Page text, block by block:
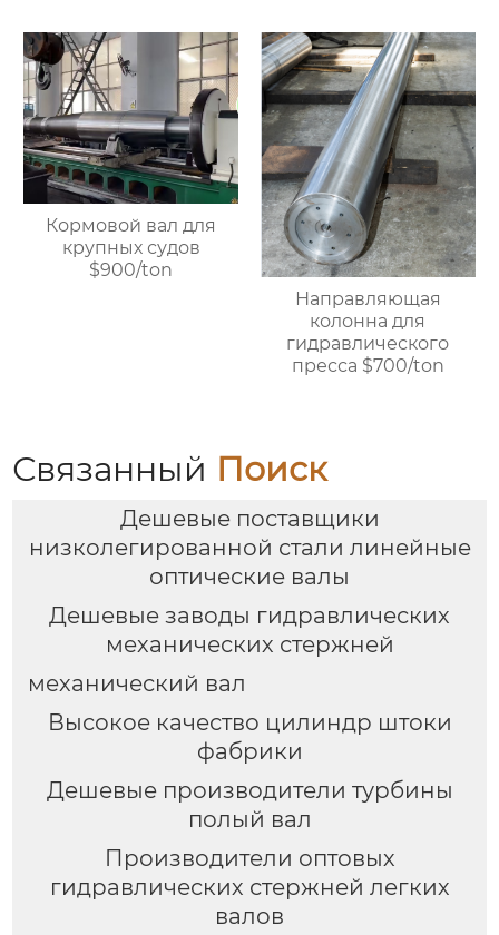
жесткий
хромированный
полированный
вал.$850/Ton
валы, валы с
линейными
подшипниками,
жесткие
хромированные
полированные валы.
Возможна
индивидуальная
настройка, прямая
продажа с завода.
Кормовой вал для
крупных судов
$900/ton
Направляющая
колонна для
гидравлического
пресса $700/ton
Связанный Поиск
Дешевые поставщики
низколегированной стали линейные
оптические валы
Дешевые заводы гидравлических
механических стержней
механический вал
Высокое качество цилиндр штоки
фабрики
Дешевые производители турбины
полый вал
Производители оптовых
гидравлических стержней легких
валов